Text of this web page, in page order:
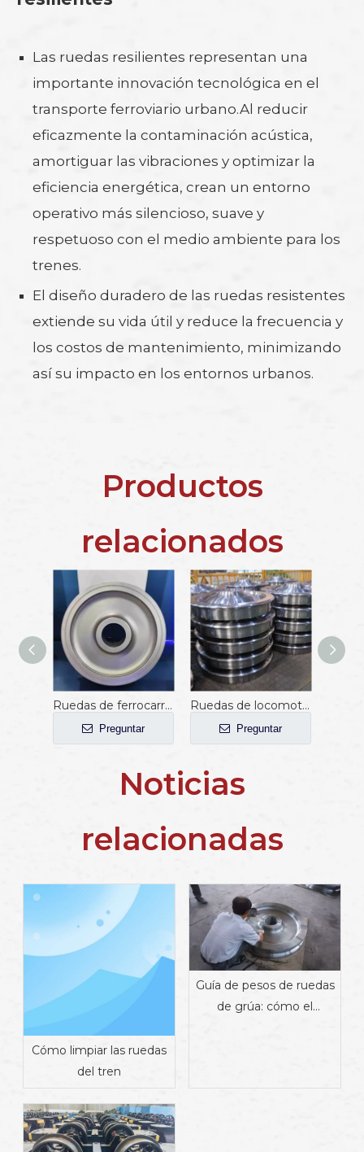
Las ruedas resilientes representan una
importante innovación tecnológica en el
transporte ferroviario urbano.Al reducir
eficazmente la contaminación acústica,
amortiguar las vibraciones y optimizar la
eficiencia energética, crean un entorno
operativo más silencioso, suave y
respetuoso con el medio ambiente para los
trenes.
El diseño duradero de las ruedas resistentes
extiende su vida útil y reduce la frecuencia y
los costos de mantenimiento, minimizando
así su impacto en los entornos urbanos.
Productos
relacionados
Ruedas de ferrocarril de tranvía eléctrico forjadas
Preguntar
Ruedas de locomotora en venta
Preguntar
Noticias
relacionadas
Cómo limpiar las ruedas
del tren
Guía de pesos de ruedas
de grúa: cómo el